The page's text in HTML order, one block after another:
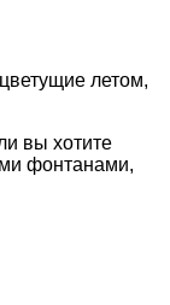
летом,
вы хотите
фонтанами,